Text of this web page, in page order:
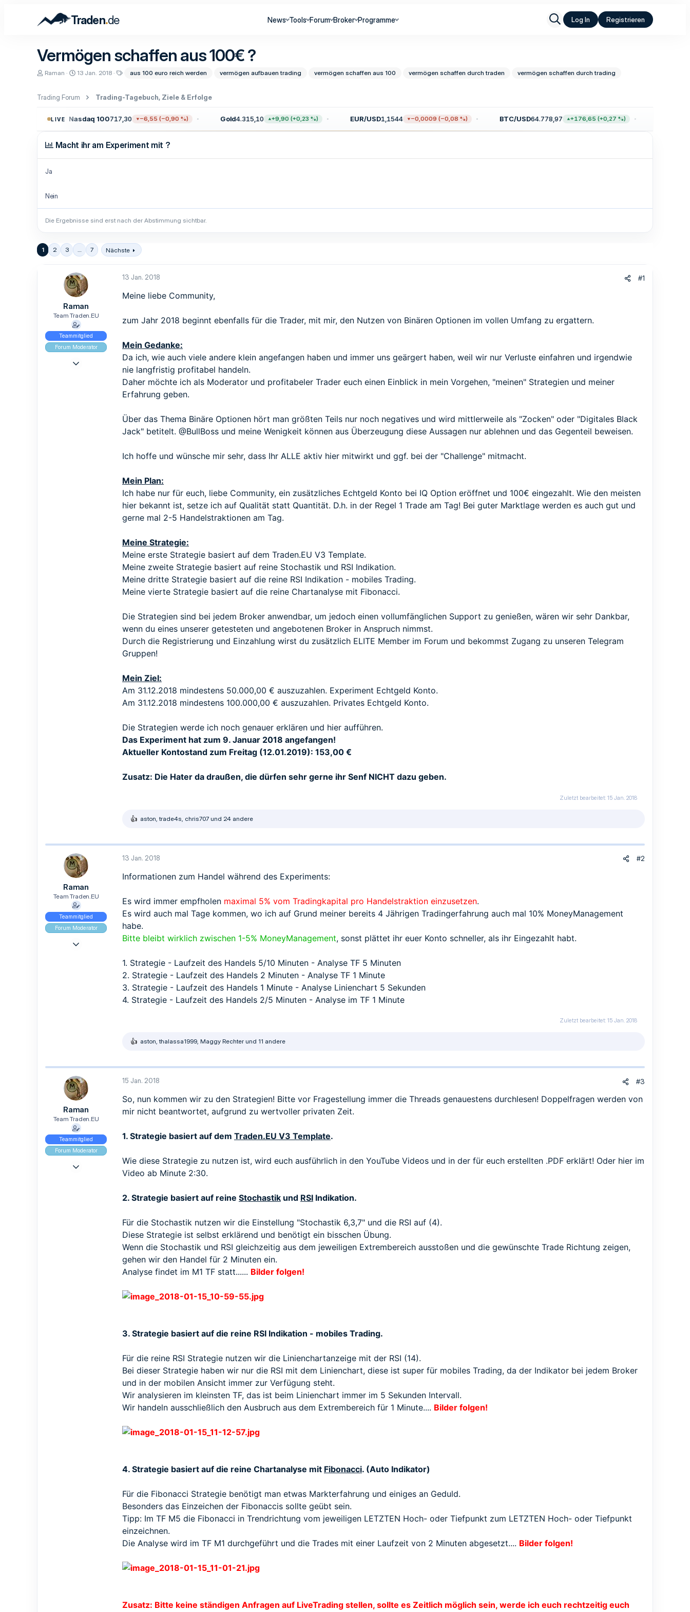
Traden.de News Tools Forum Broker Programme Log In Registrieren
Vermögen schaffen aus 100€ ?
E
t
Raman
E
t
l
m
13 Jan. 2018
l
w
t
aus 100 euro reich werden vermögen aufbauen trading vermögen schaffen aus 100 vermögen schaffen durch traden vermögen schaffen durch trading
Trading Forum Trading-Tagebuch, Ziele & Erfolge
LIVE
Nasdaq 100717,30 −6,55 (−0,90 %) 4.315,10 +9,90 (+0,23 %) EUR/USD1,1544 −0,0009 (−0,08 %) BTC/USD64.778,97 +176,65 (+0,27 %)
Macht ihr am Experiment mit ?
Ja
Nein
Die Ergebnisse sind erst nach der Abstimmung sichtbar.
1 2 3 … 7 Nächste
Raman
Team Traden.EU
Teammitglied
Forum Moderator
13 Jan. 2018 #1
Meine liebe Community,
zum Jahr 2018 beginnt ebenfalls für die Trader, mit mir, den Nutzen von Binären Optionen im vollen Umfang zu ergattern.
Mein Gedanke:
Da ich, wie auch viele andere klein angefangen haben und immer uns geärgert haben, weil wir nur Verluste einfahren und irgendwie
nie langfristig profitabel handeln.
Daher möchte ich als Moderator und profitabeler Trader euch einen Einblick in mein Vorgehen, "meinen" Strategien und meiner
Erfahrung geben.
Über das Thema Binäre Optionen hört man größten Teils nur noch negatives und wird mittlerweile als "Zocken" oder "Digitales Black
Jack" betitelt. @BullBoss und meine Wenigkeit können aus Überzeugung diese Aussagen nur ablehnen und das Gegenteil beweisen.
Ich hoffe und wünsche mir sehr, dass Ihr ALLE aktiv hier mitwirkt und ggf. bei der "Challenge" mitmacht.
Mein Plan:
Ich habe nur für euch, liebe Community, ein zusätzliches Echtgeld Konto bei IQ Option eröffnet und 100€ eingezahlt. Wie den meisten
hier bekannt ist, setze ich auf Qualität statt Quantität. D.h. in der Regel 1 Trade am Tag! Bei guter Marktlage werden es auch gut und
gerne mal 2-5 Handelstraktionen am Tag.
Meine Strategie:
Meine erste Strategie basiert auf dem Traden.EU V3 Template.
Meine zweite Strategie basiert auf reine Stochastik und RSI Indikation.
Meine dritte Strategie basiert auf die reine RSI Indikation - mobiles Trading.
Meine vierte Strategie basiert auf die reine Chartanalyse mit Fibonacci.
Die Strategien sind bei jedem Broker anwendbar, um jedoch einen vollumfänglichen Support zu genießen, wären wir sehr Dankbar,
wenn du eines unserer getesteten und angebotenen Broker in Anspruch nimmst.
Durch die Registrierung und Einzahlung wirst du zusätzlich ELITE Member im Forum und bekommst Zugang zu unseren Telegram
Gruppen!
Mein Ziel:
Am 31.12.2018 mindestens 50.000,00 € auszuzahlen. Experiment Echtgeld Konto.
Am 31.12.2018 mindestens 100.000,00 € auszuzahlen. Privates Echtgeld Konto.
Die Strategien werde ich noch genauer erklären und hier aufführen.
Das Experiment hat zum 9. Januar 2018 angefangen!
Aktueller Kontostand zum Freitag (12.01.2019): 153,00 €
Zusatz: Die Hater da draußen, die dürfen sehr gerne ihr Senf NICHT dazu geben.
Zuletzt bearbeitet: 15 Jan. 2018
R
k
o
n
:
aston ,trade4s chris707 und 24 andere
Raman
Team Traden.EU
Teammitglied
Forum Moderator
13 Jan. 2018 #2
Informationen zum Handel während des Experiments:
Es wird immer empfholen maximal 5% vom Tradingkapital pro Handelstraktion einzusetzen.
Es wird auch mal Tage kommen, wo ich auf Grund meiner bereits 4 Jährigen Tradingerfahrung auch mal 10% MoneyManagement
habe.
Bitte bleibt wirklich zwischen 1-5% MoneyManagement, sonst plättet ihr euer Konto schneller, als ihr Eingezahlt habt.
1. Strategie - Laufzeit des Handels 5/10 Minuten - Analyse TF 5 Minuten
2. Strategie - Laufzeit des Handels 2 Minuten - Analyse TF 1 Minute
3. Strategie - Laufzeit des Handels 1 Minute - Analyse Linienchart 5 Sekunden
4. Strategie - Laufzeit des Handels 2/5 Minuten - Analyse im TF 1 Minute
Zuletzt bearbeitet: 15 Jan. 2018
R
k
n
e
aston,thalassa1999, Maggy Rechter und 11 andere
Raman
Team Traden.EU
Teammitglied
Forum Moderator
15 Jan. 2018 #3
So, nun kommen wir zu den Strategien! Bitte vor Fragestellung immer die Threads genauestens durchlesen! Doppelfragen werden von
mir nicht beantwortet, aufgrund zu wertvoller privaten Zeit.
1. Strategie basiert auf dem Traden.EU V3 Template.
Wie diese Strategie zu nutzen ist, wird euch ausführlich in den YouTube Videos und in der für euch erstellten .PDF erklärt! Oder hier im
Video ab Minute 2:30.
2. Strategie basiert auf reine Stochastik und RSI Indikation.
Für die Stochastik nutzen wir die Einstellung "Stochastik 6,3,7" und die RSI auf (4).
Diese Strategie ist selbst erklärend und benötigt ein bisschen Übung.
Wenn die Stochastik und RSI gleichzeitig aus dem jeweiligen Extrembereich ausstoßen und die gewünschte Trade Richtung zeigen,
gehen wir den Handel für 2 Minuten ein.
Analyse findet im M1 TF statt...... Bilder folgen!
3. Strategie basiert auf die reine RSI Indikation - mobiles Trading.
Für die reine RSI Strategie nutzen wir die Linienchartanzeige mit der RSI (14).
Bei dieser Strategie haben wir nur die RSI mit dem Linienchart, diese ist super für mobiles Trading, da der Indikator bei jedem Broker
und in der mobilen Ansicht immer zur Verfügung steht.
Wir analysieren im kleinsten TF, das ist beim Linienchart immer im 5 Sekunden Intervall.
Wir handeln ausschließlich den Ausbruch aus dem Extrembereich für 1 Minute.... Bilder folgen!
4. Strategie basiert auf die reine Chartanalyse mit Fibonacci. (Auto Indikator)
Für die Fibonacci Strategie benötigt man etwas Markterfahrung und einiges an Geduld.
Besonders das Einzeichen der Fibonaccis sollte geübt sein.
Tipp: Im TF M5 die Fibonacci in Trendrichtung vom jeweiligen LETZTEN Hoch- oder Tiefpunkt zum LETZTEN Hoch- oder Tiefpunkt
einzeichnen.
Die Analyse wird im TF M1 durchgeführt und die Trades mit einer Laufzeit von 2 Minuten abgesetzt.... Bilder folgen!
Zusatz: Bitte keine ständigen Anfragen auf LiveTrading stellen, sollte es Zeitlich möglich sein, werde ich euch rechtzeitig euch